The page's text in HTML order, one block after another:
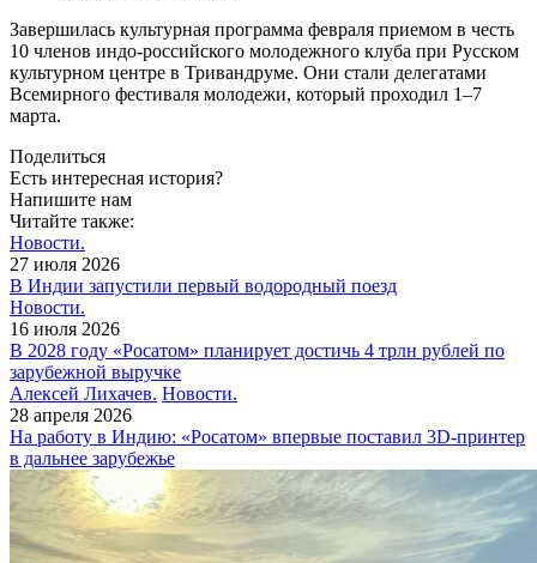
Завершилась культурная программа февраля приемом в честь
10 членов индо-российского молодежного клуба при Русском
культурном центре в Тривандруме. Они стали делегатами
Всемирного фестиваля молодежи, который проходил 1–7
марта.
Поделиться
Есть интересная история?
Напишите нам
Читайте также:
Новости.
27 июля 2026
В Индии запустили первый водородный поезд
Новости.
16 июля 2026
В 2028 году «Росатом» планирует достичь 4 трлн рублей по
зарубежной выручке
Алексей Лихачев. Новости.
28 апреля 2026
На работу в Индию: «Росатом» впервые поставил 3D-принтер
в дальнее зарубежье